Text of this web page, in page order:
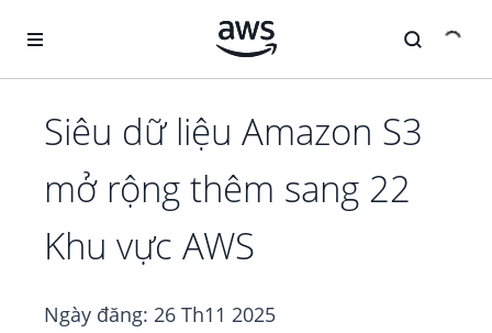
Siêu dữ liệu Amazon S3
mở rộng thêm sang 22
Khu vực AWS
Ngày đăng: 26 Th11 2025